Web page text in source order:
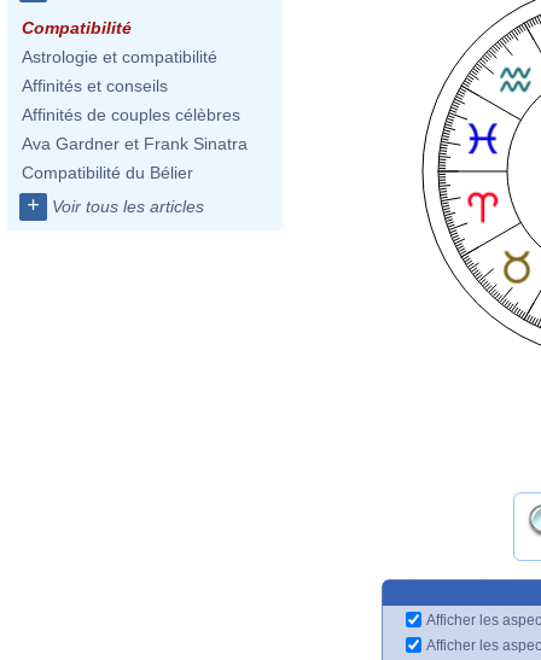
Compatibilité
Astrologie et compatibilité
Affinités et conseils
Affinités de couples célèbres
Ava Gardner et Frank Sinatra
Compatibilité du Bélier
+ Voir tous les articles
Afficher les
Afficher les